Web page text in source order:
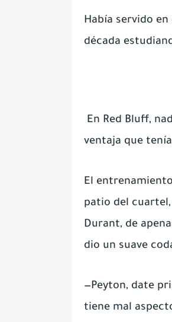
Había servido
década
En Red Bluff,
ventaja que
El
patio del cuartel,
Durant, de
dio un suave
—Peyton, date
tiene mal